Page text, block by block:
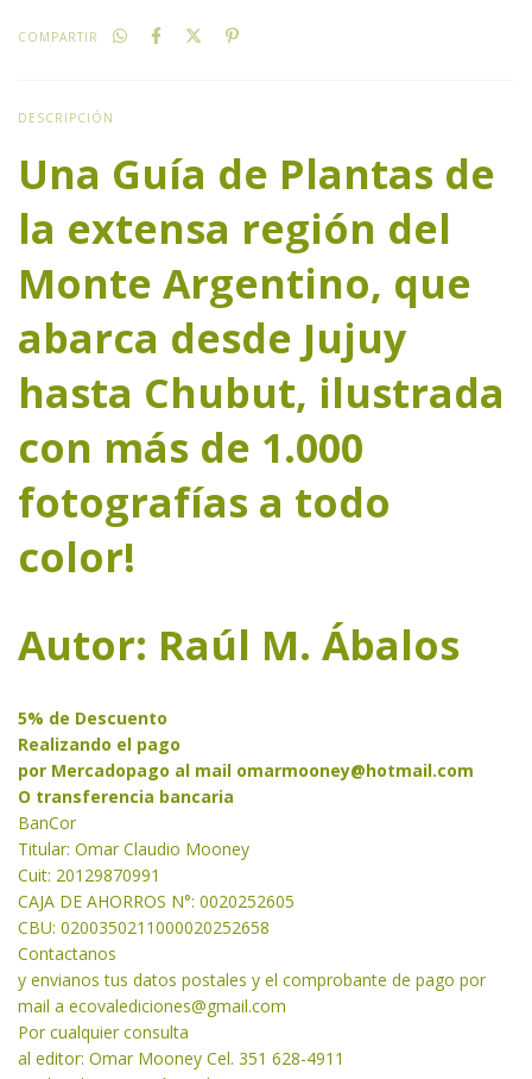
COMPARTIR
DESCRIPCIÓN
Una Guía de Plantas de
la extensa región del
Monte Argentino, que
abarca desde Jujuy
hasta Chubut, ilustrada
con más de 1.000
fotografías a todo
color!
Autor: Raúl M. Ábalos
5% de Descuento
Realizando el pago
por Mercadopago al mail omarmooney@hotmail.com
O transferencia bancaria
BanCor
Titular: Omar Claudio Mooney
Cuit: 20129870991
CAJA DE AHORROS N°: 0020252605
CBU: 0200350211000020252658
Contactanos
y envianos tus datos postales y el comprobante de pago por
mail a ecovalediciones@gmail.com
Por cualquier consulta
al editor: Omar Mooney Cel. 351 628-4911